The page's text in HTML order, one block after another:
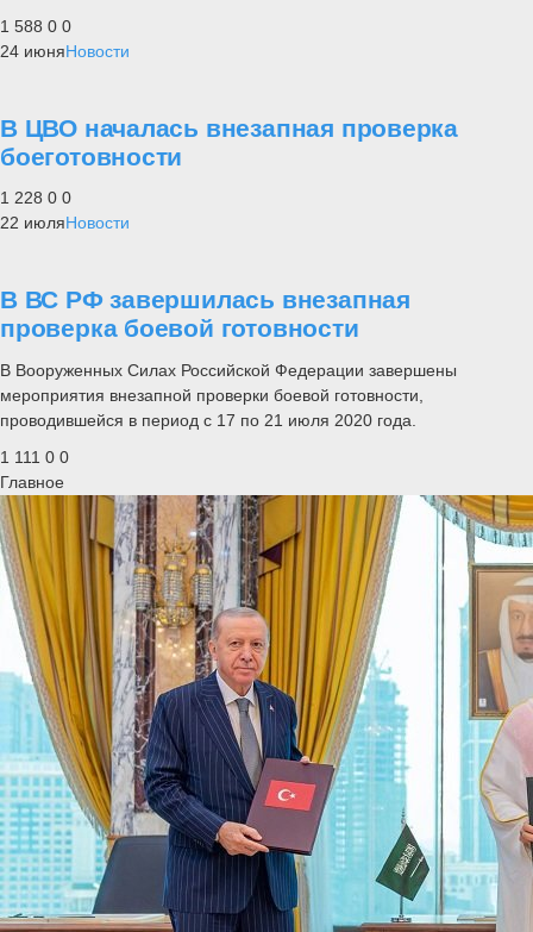
1 588 0 0
24 июняНовости
В ЦВО началась внезапная проверка
боеготовности
1 228 0 0
22 июляНовости
В ВС РФ завершилась внезапная
проверка боевой готовности
В Вооруженных Силах Российской Федерации завершены
мероприятия внезапной проверки боевой готовности,
проводившейся в период с 17 по 21 июля 2020 года.
1 111 0 0
Главное